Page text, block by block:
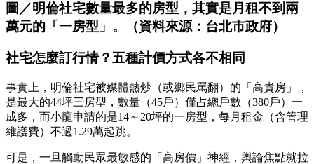
圖／明倫社宅數量最多的房型，其實是月租不到兩
萬元的「一房型」。（資料來源：台北市政府）
社宅怎麼訂行情？五種計價方式各不相同
事實上，明倫社宅被媒體熱炒（或鄉民罵翻）的「高貴房」，
是最大的44坪三房型，數量（45戶）僅占總戶數（380戶）一
成多，而小龍申請的是14～20坪的一房型，每月租金（含管理
維護費）不過1.29萬起跳。
可是，一旦觸動民眾最敏感的「高房價」神經，輿論焦點就拉